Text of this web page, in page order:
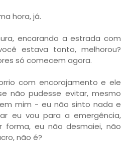
hora, já.
encarando a estrada com
estava tonto, melhorou?
só comecem agora.
com encorajamento e ele
não pudesse evitar, mesmo
mim - eu não sinto nada e
eu vou para a emergência,
forma, eu não desmaiei, não
não é?